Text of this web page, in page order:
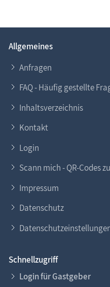
Allgemeines
Anfragen
FAQ - Häufig gestellte
Inhaltsverzeichnis
Kontakt
Login
Scann mich - QR-Codes
Impressum
Datenschutz
Schnellzugriff
Login für Gastgeber